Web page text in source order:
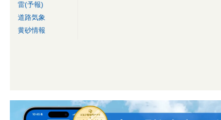
雷(予報)
道路気象
黄砂情報